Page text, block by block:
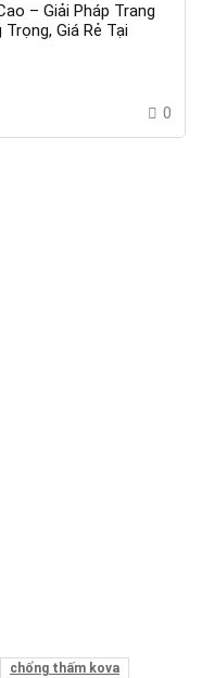
– Giải Pháp Trang
Giá Rẻ Tại
0
chống thấm kova